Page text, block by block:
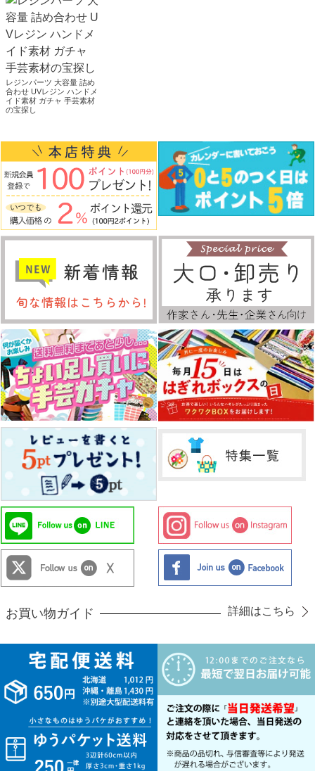
レジンパーツ 大容量 詰め
合わせ UVレジン ハンドメ
イド素材 ガチャ 手芸素材
の宝探し
お買い物ガイド 詳細はこちら